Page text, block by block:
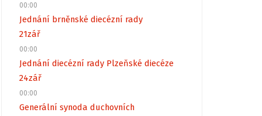
00:00
Jednání brněnské diecézní rady
21zář
00:00
Jednání diecézní rady Plzeňské diecéze
24zář
00:00
Generální synoda duchovních